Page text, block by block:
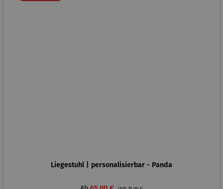
Liegestuhl | personalisierbar - Panda
Regulärer Preis: